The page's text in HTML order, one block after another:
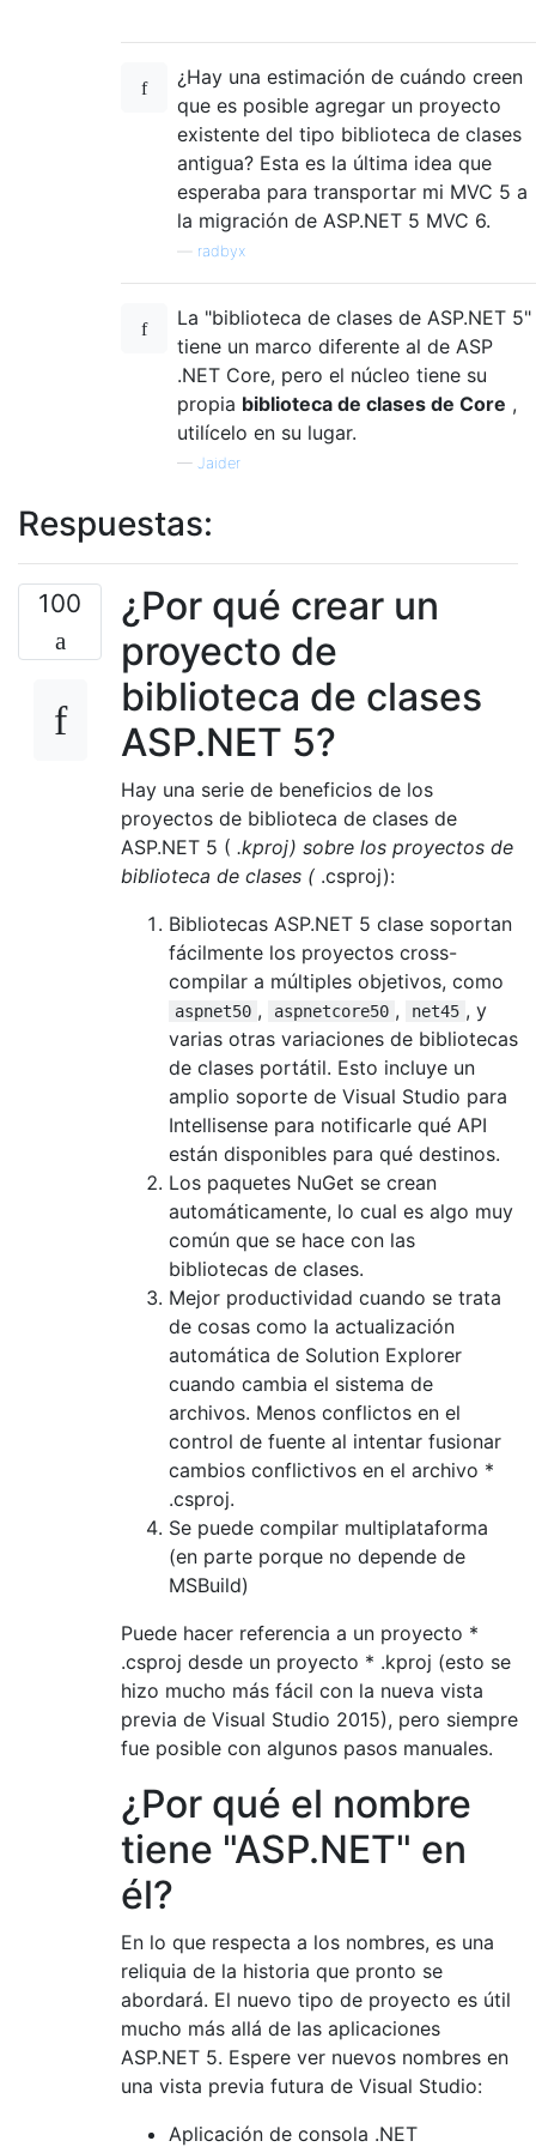
¿Hay una estimación de cuándo creen
que es posible agregar un proyecto
existente del tipo biblioteca de clases
antigua? Esta es la última idea que
esperaba para transportar mi MVC 5 a
la migración de ASP.NET 5 MVC 6.
radbyx
La "biblioteca de clases de ASP.NET 5"
tiene un marco diferente al de ASP
.NET Core, pero el núcleo tiene su
propia biblioteca de clases de Core ,
utilícelo en su lugar.
— Jaider
Respuestas:
100
¿Por qué crear un
proyecto de
biblioteca de clases
ASP.NET 5?
Hay una serie de beneficios de los
proyectos de biblioteca de clases de
ASP.NET 5 ( .kproj) sobre los proyectos de
biblioteca de clases ( .csproj):
Bibliotecas ASP.NET 5 clase soportan
fácilmente los proyectos cross-
compilar a múltiples objetivos, como
aspnet50 , aspnetcore50 , net45 , y
varias otras variaciones de bibliotecas
de clases portátil. Esto incluye un
amplio soporte de Visual Studio para
Intellisense para notificarle qué API
están disponibles para qué destinos.
Los paquetes NuGet se crean
automáticamente, lo cual es algo muy
común que se hace con las
bibliotecas de clases.
Mejor productividad cuando se trata
de cosas como la actualización
automática de Solution Explorer
cuando cambia el sistema de
archivos. Menos conflictos en el
control de fuente al intentar fusionar
cambios conflictivos en el archivo *
.csproj.
Se puede compilar multiplataforma
(en parte porque no depende de
MSBuild)
Puede hacer referencia a un proyecto *
.csproj desde un proyecto * .kproj (esto se
hizo mucho más fácil con la nueva vista
previa de Visual Studio 2015), pero siempre
fue posible con algunos pasos manuales.
¿Por qué el nombre
tiene "ASP.NET" en
él?
En lo que respecta a los nombres, es una
reliquia de la historia que pronto se
abordará. El nuevo tipo de proyecto es útil
mucho más allá de las aplicaciones
ASP.NET 5. Espere ver nuevos nombres en
una vista previa futura de Visual Studio:
Aplicación de consola .NET